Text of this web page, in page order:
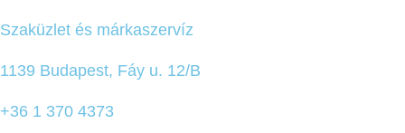
Szaküzlet és márkaszervíz
1139 Budapest, Fáy u. 12/B
+36 1 370 4373